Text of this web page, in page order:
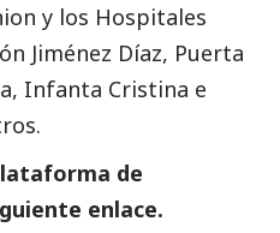
y los Hospitales
Jiménez Díaz, Puerta
Infanta Cristina e
de
enlace.